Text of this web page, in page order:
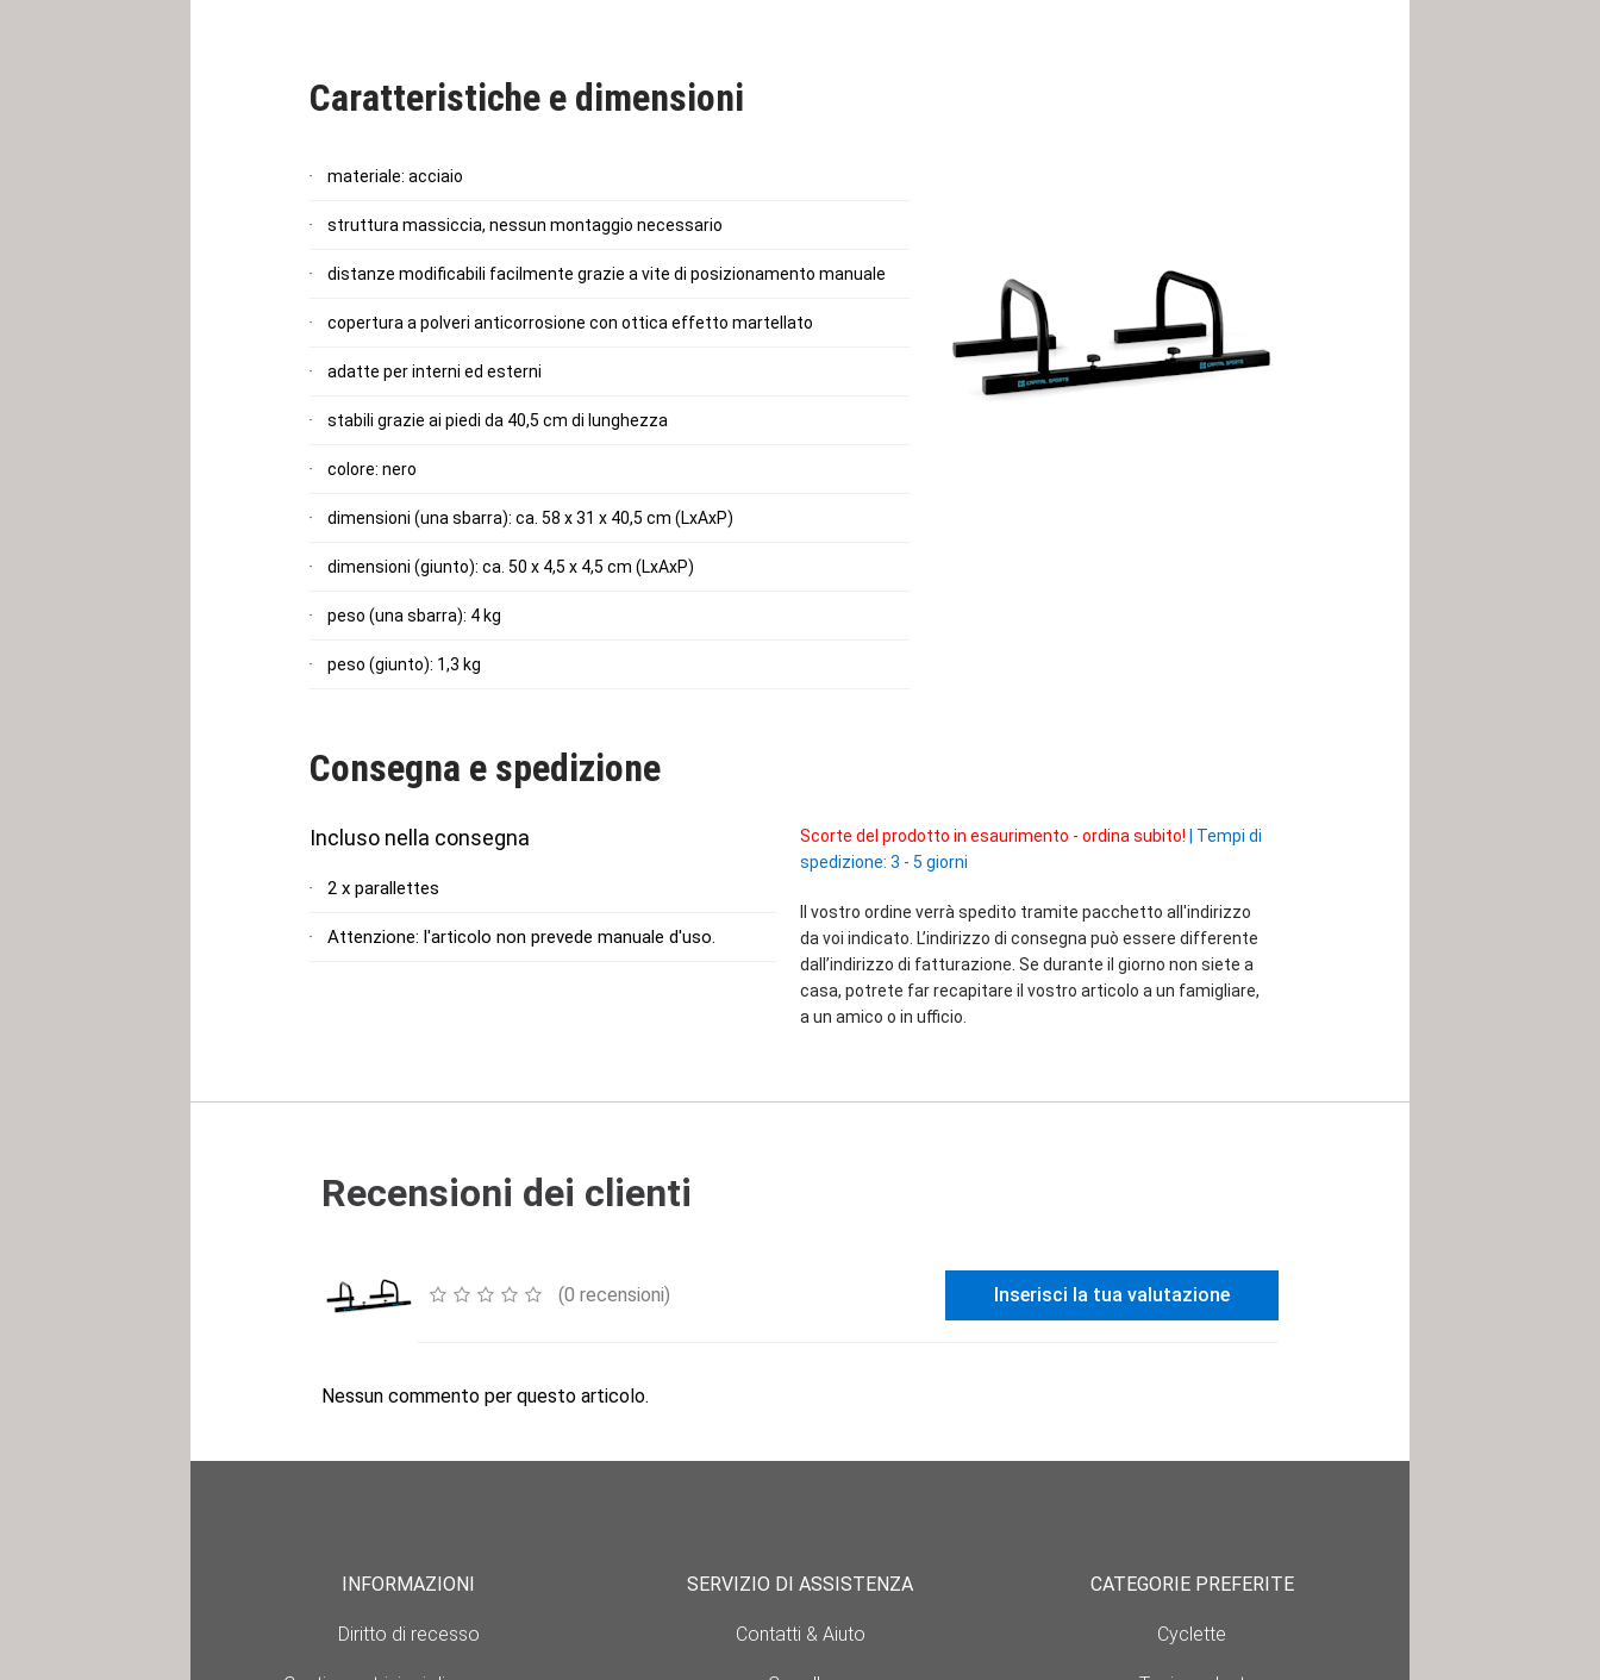
Varianti disponibili:nero , blu(Articolo 10028814)
Caratteristiche e dimensioni
materiale: acciaio
struttura massiccia, nessun montaggio necessario
distanze modificabili facilmente grazie a vite di posizionamento manuale
copertura a polveri anticorrosione con ottica effetto martellato
adatte per interni ed esterni
stabili grazie ai piedi da 40,5 cm di lunghezza
colore: nero
dimensioni (una sbarra): ca. 58 x 31 x 40,5 cm (LxAxP)
dimensioni (giunto): ca. 50 x 4,5 x 4,5 cm (LxAxP)
peso (una sbarra): 4 kg
peso (giunto): 1,3 kg
Consegna e spedizione
Incluso nella consegna
2 x parallettes
Attenzione: l'articolo non prevede manuale d'uso.
Scorte del prodotto in esaurimento - ordina subito!
Tempi di
spedizione: 3 - 5 giorni
Il vostro ordine verrà spedito tramite pacchetto all'indirizzo
da voi indicato. L’indirizzo di consegna può essere differente
dall’indirizzo di fatturazione. Se durante il giorno non siete a
casa, potrete far recapitare il vostro articolo a un famigliare,
a un amico o in ufficio.
Recensioni dei clienti
(0 recensioni) Inserisci la tua valutazione
Nessun commento per questo articolo.
INFORMAZIONI
Diritto di recesso
SERVIZIO DI ASSISTENZA
Contatti & Aiuto
CATEGORIE PREFERITE
Cyclette